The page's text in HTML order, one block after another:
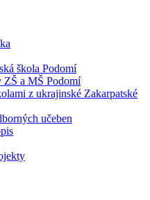
škola Podomí
ZŠ a MŠ Podomí
z ukrajinské Zakarpatské
učeben